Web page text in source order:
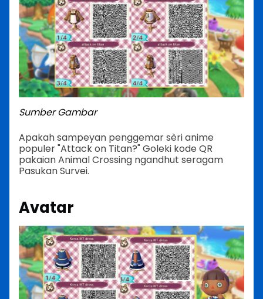
Sumber Gambar
Apakah sampeyan penggemar sèri anime
populer "Attack on Titan?" Goleki kode QR
pakaian Animal Crossing ngandhut seragam
Pasukan Survei.
Avatar